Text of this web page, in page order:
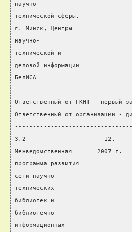
научно-
технической сферы.
г. Минск, Центры
научно-
технической и
деловой информации
БелИСА
Ответственный от ГКНТ - первый
Ответственный от организации -
3.2                      12.
Межведомственная
программа развития
сети научно-
технических
библиотек и
библиотечно-
информационных